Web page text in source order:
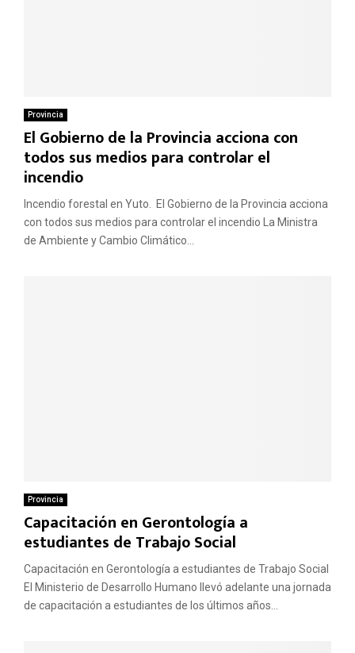
Provincia
El Gobierno de la Provincia acciona con
todos sus medios para controlar el
incendio
Incendio forestal en Yuto. El Gobierno de la Provincia acciona
con todos sus medios para controlar el incendio La Ministra
de Ambiente y Cambio Climático...
Provincia
Capacitación en Gerontología a
estudiantes de Trabajo Social
Capacitación en Gerontología a estudiantes de Trabajo Social
El Ministerio de Desarrollo Humano llevó adelante una jornada
de capacitación a estudiantes de los últimos años...